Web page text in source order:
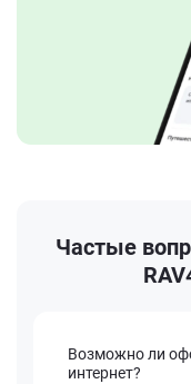
Частые
Возможно ли
интернет?